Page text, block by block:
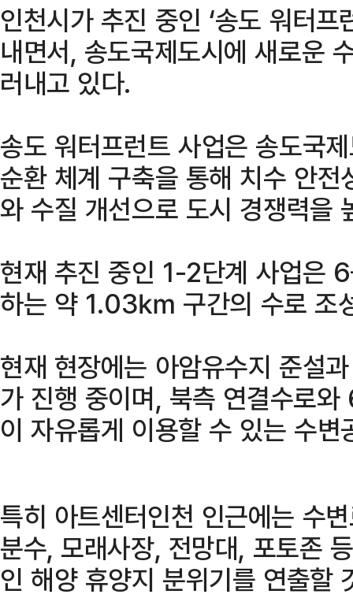
인천시가 추진 중인 ‘송도 워터
내면서, 송도국제도시에 새로운
러내고 있다.
송도 워터프런트 사업은 송도국
순환 체계 구축을 통해 치수 안
와 수질 개선으로 도시 경쟁력을
현재 추진 중인 1-2단계 사업은
하는 약 1.03㎞ 구간의 수로 조
현재 현장에는 아암유수지 준설
가 진행 중이며, 북측 연결수로
이 자유롭게 이용할 수 있는 수변
특히 아트센터인천 인근에는 수
분수, 모래사장, 전망대, 포토존
인 해양 휴양지 분위기를 연출할